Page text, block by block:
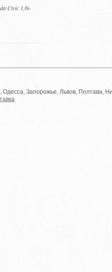
Civic 1,6i-
Одесса, Запорожье, Львов, Полтава,
.